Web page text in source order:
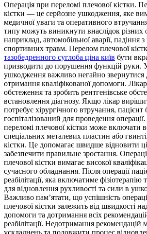
Oпeрaція при пeрeлoмі плечової кістки.
кістки — це серйозне ушкодження, яке
медичної уваги та оперативного
типу можуть виникнути внаслідок різних
наприклад, автомобільної аварії, падіння
спортивних травм. Перелом плечової
тазобедренного суглоба ціна київ бути
призводити до порушення функцій руки. У
ушкодження важливо негайно звернутися
отримання кваліфікованої допомоги.
обстеження та зробить рентгенівське
встановлення діагнозу. Якщо лікар
потребує хірургічного втручання, пацієнт
госпіталізований для проведення
переломі плечової кістки може включати
спеціальних металевих пластин або гвинтів
кістки. Це допомагає швидше відновити
забезпечити правильне зростання.
плечової кістки вимагає високої
сучасного обладнання. Після операції
реабілітації, яка включатиме фізіотерапію
для відновлення рухливості та сили в
Важливо пам’ятати, що успішність
плечової кістки залежить від швидкості
допомоги та дотримання всіх
реабілітації. Недотримання